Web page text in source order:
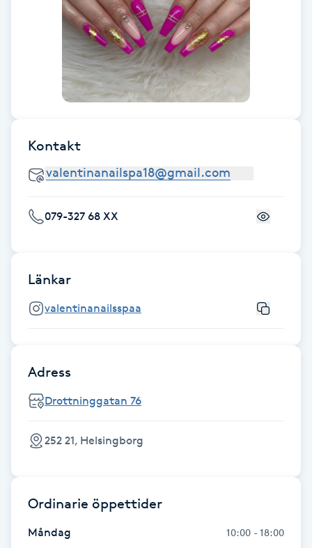
Gravidmassage
Gravidyoga
Gruppträning
Hatha Yoga
Healing
HIFU
Hollywood Peel
Kontakt
079-327 68 XX
Länkar
valentinanailsspaa
Adress
Drottninggatan 76
252 21, Helsingborg
Ordinarie öppettider
Måndag 10:00 - 18:00